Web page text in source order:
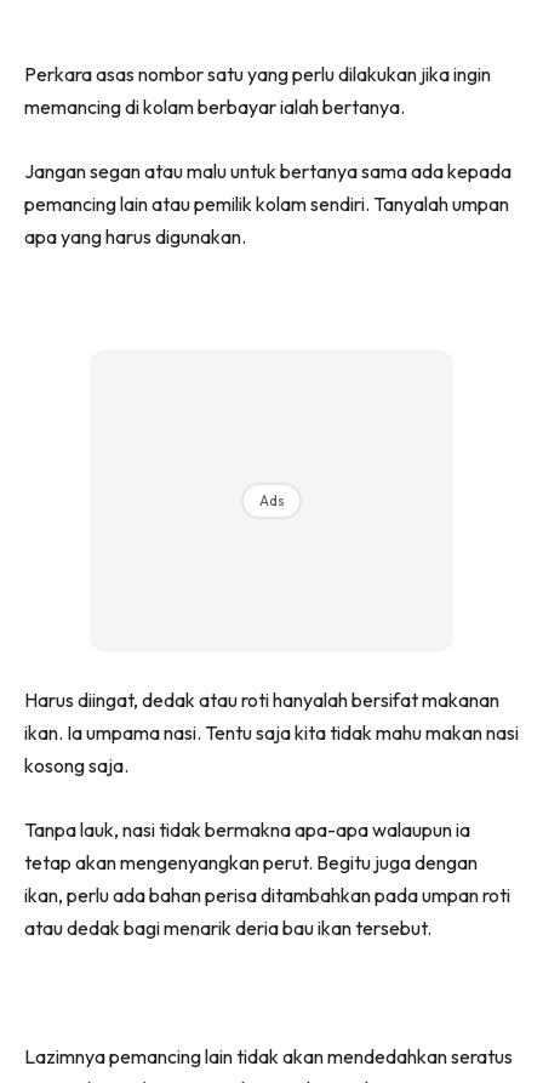
Perkara asas nombor satu yang perlu dilakukan jika ingin
memancing di kolam berbayar ialah bertanya.
Jangan segan atau malu untuk bertanya sama ada kepada
pemancing lain atau pemilik kolam sendiri. Tanyalah umpan
apa yang harus digunakan.
Ads
Harus diingat, dedak atau roti hanyalah bersifat makanan
ikan. Ia umpama nasi. Tentu saja kita tidak mahu makan nasi
kosong saja.
Tanpa lauk, nasi tidak bermakna apa-apa walaupun ia
tetap akan mengenyangkan perut. Begitu juga dengan
ikan, perlu ada bahan perisa ditambahkan pada umpan roti
atau dedak bagi menarik deria bau ikan tersebut.
Lazimnya pemancing lain tidak akan mendedahkan seratus